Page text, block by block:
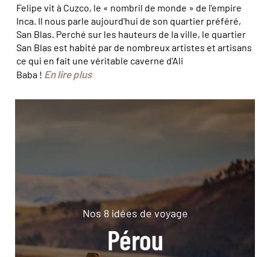
Felipe vit à Cuzco, le « nombril de monde » de l'empire
Inca. Il nous parle aujourd'hui de son quartier préféré,
San Blas. Perché sur les hauteurs de la ville, le quartier
San Blas est habité par de nombreux artistes et artisans
ce qui en fait une véritable caverne d'Ali
Baba ! En lire plus
Nos 8 idées de voyage
Pérou